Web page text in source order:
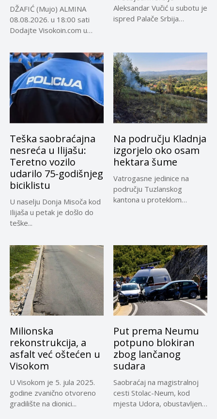
DŽAFIĆ (Mujo) ALMINA
08.08.2026. u 18:00 sati
Dodajte Visokoin.com u
Aleksandar Vučić u subotu je
ispred Palače Srbija
Teška saobraćajna
nesreća u Ilijašu:
Teretno vozilo
udarilo 75-godišnjeg
biciklistu
U naselju Donja Misoča kod
Ilijaša u petak je došlo do
teške...
Na području Kladnja
izgorjelo oko osam
hektara šume
Vatrogasne jedinice na
području Tuzlanskog
kantona u proteklom
Milionska
rekonstrukcija, a
asfalt već oštećen u
Visokom
U Visokom je 5. jula 2025.
godine zvanično otvoreno
gradilište na dionici...
Put prema Neumu
potpuno blokiran
zbog lančanog
sudara
Saobraćaj na magistralnoj
cesti Stolac-Neum, kod
mjesta Udora, obustavljen